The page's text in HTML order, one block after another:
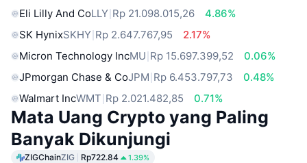
Eli Lilly And CoLLY Rp 21.098.015,26
4.86%
SK HynixSKHY Rp 2.647.767,95
2.17%
Micron Technology IncMU Rp 15.697.399,52
0.06%
JPmorgan Chase & CoJPM Rp 6.453.797,73
0.48%
Walmart IncWMT Rp 2.021.482,85 0.71%
Mata Uang Crypto yang Paling
Banyak Dikunjungi
ZIGChainZIG Rp722.84 1.39%